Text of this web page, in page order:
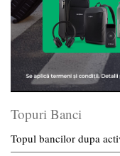
Topuri Banci
Topul bancilor dupa